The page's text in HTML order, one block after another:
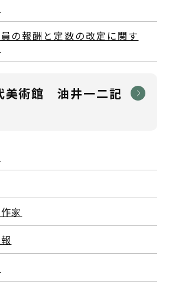
の報酬と定数の改定に関す
美術館 油井一二記
家